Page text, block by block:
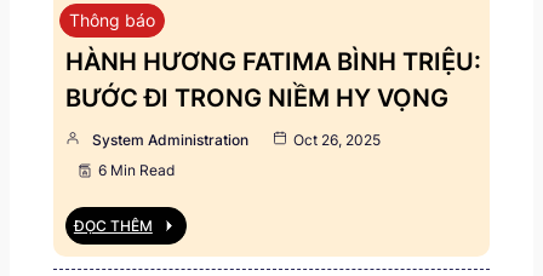
Thông báo
HÀNH HƯƠNG FATIMA BÌNH TRIỆU:
BƯỚC ĐI TRONG NIỀM HY VỌNG
System Administration
Oct 26, 2025
6 Min Read
ĐỌC THÊM